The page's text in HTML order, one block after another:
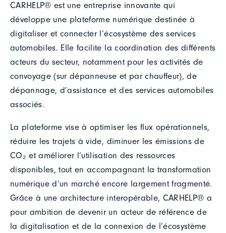
CARHELP® est une entreprise innovante qui
développe une plateforme numérique destinée à
digitaliser et connecter l’écosystème des services
automobiles. Elle facilite la coordination des différents
acteurs du secteur, notamment pour les activités de
convoyage (sur dépanneuse et par chauffeur), de
dépannage, d’assistance et des services automobiles
associés.
La plateforme vise à optimiser les flux opérationnels,
réduire les trajets à vide, diminuer les émissions de
CO₂ et améliorer l’utilisation des ressources
disponibles, tout en accompagnant la transformation
numérique d’un marché encore largement fragmenté.
Grâce à une architecture interopérable, CARHELP® a
pour ambition de devenir un acteur de référence de
la digitalisation et de la connexion de l’écosystème